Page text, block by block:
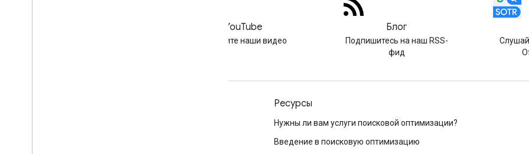
YouTube
Смотрите наши видео
Блог
Подпишитесь на наш RSS-
фид
Ресурсы
Нужны ли вам услуги поисковой оптимизации?
Введение в поисковую оптимизацию